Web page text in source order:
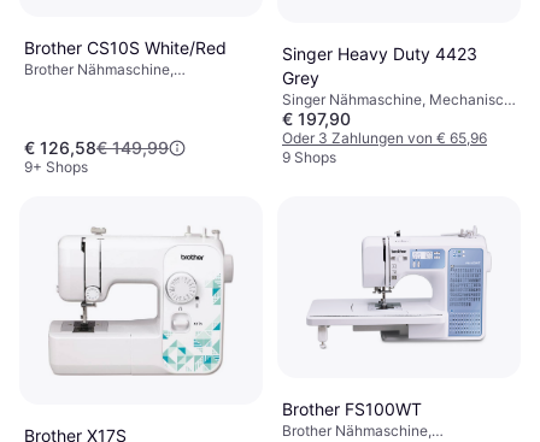
Brother CS10S White/Red
Brother Nähmaschine,
€ 126,58€ 149,99
9+ Shops
Singer Heavy Duty 4423
Grey
Singer Nähmaschine, Mechanisch,
23 Stiche
€ 197,90
Oder 3 Zahlungen von € 65,96
9 Shops
Brother X17S
Brother FS100WT
Brother Nähmaschine,